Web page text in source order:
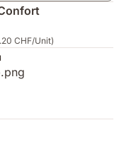
CHF/Unit)